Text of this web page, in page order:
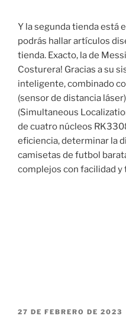
Y la segunda tienda está
podrás hallar artículos
tienda. Exacto, la de
Costurera! Gracias a su
inteligente, combinado
(sensor de distancia
(Simultaneous
de cuatro núcleos
eficiencia, determinar la
camisetas de futbol
complejos con facilidad
PUBLICADO
27 DE FEBRERO DE 2023